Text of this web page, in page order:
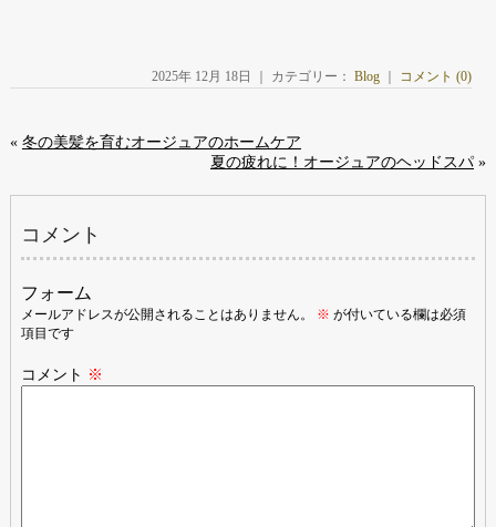
2025年 12月 18日 ｜ カテゴリー：Blog コメント (0)
« 冬の美髪を育むオージュアのホームケア
夏の疲れに！オージュアのヘッドスパ »
コメント
フォーム
メールアドレスが公開されることはありません。 ※ が付いている欄は必須
項目です
コメント ※